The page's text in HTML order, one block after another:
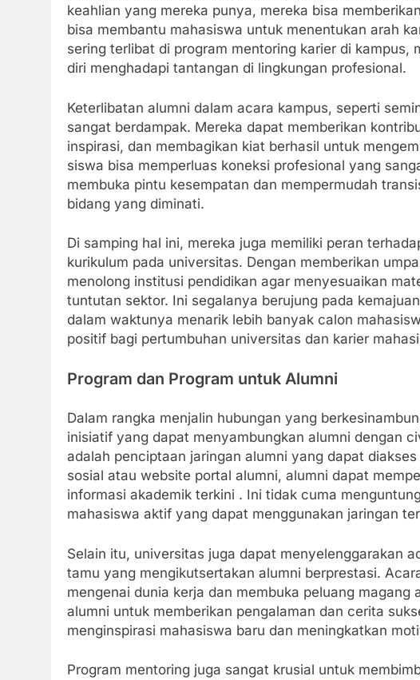
keahlian yang mereka punya, mereka bisa
bisa membantu mahasiswa untuk menentukan arah
sering terlibat di program mentoring karier di kampus,
diri menghadapi tantangan di lingkungan profesional.
Keterlibatan alumni dalam acara kampus, seperti
sangat berdampak. Mereka dapat memberikan
inspirasi, dan membagikan kiat berhasil untuk
siswa bisa memperluas koneksi profesional yang
membuka pintu kesempatan dan mempermudah
bidang yang diminati.
Di samping hal ini, mereka juga memiliki peran
kurikulum pada universitas. Dengan memberikan
menolong institusi pendidikan agar menyesuaikan
tuntutan sektor. Ini segalanya berujung pada
dalam waktunya menarik lebih banyak calon
positif bagi pertumbuhan universitas dan karier
Program dan Program untuk Alumni
Dalam rangka menjalin hubungan yang
inisiatif yang dapat menyambungkan alumni dengan
adalah penciptaan jaringan alumni yang dapat
sosial atau website portal alumni, alumni dapat
informasi akademik terkini . Ini tidak cuma
mahasiswa aktif yang dapat menggunakan jaringan
Selain itu, universitas juga dapat menyelenggarakan
tamu yang mengikutsertakan alumni berprestasi.
mengenai dunia kerja dan membuka peluang
alumni untuk memberikan pengalaman dan cerita
menginspirasi mahasiswa baru dan meningkatkan
Program mentoring juga sangat krusial untuk